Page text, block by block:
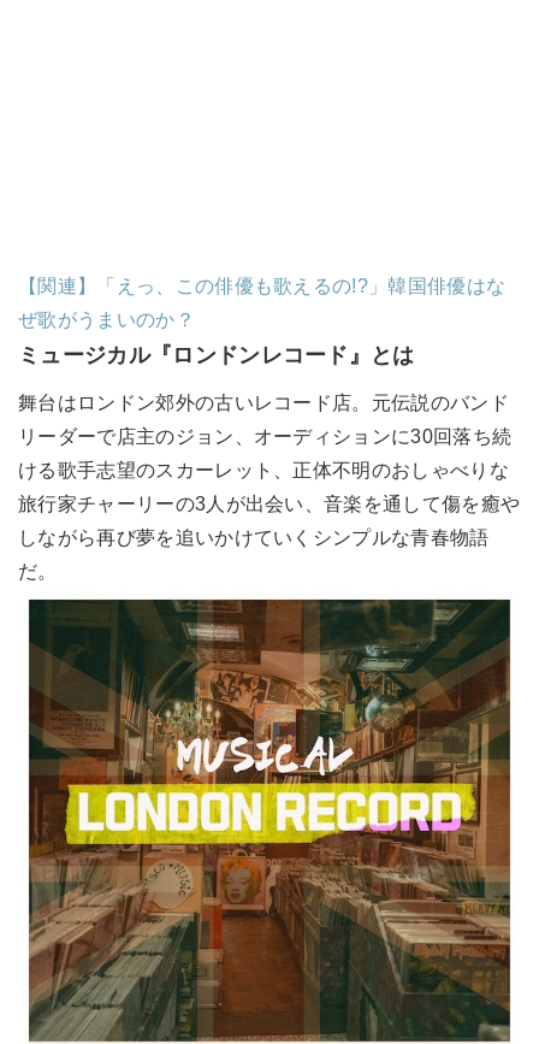
【関連】「えっ、この俳優も歌えるの!?」韓国俳優はな
ぜ歌がうまいのか？
ミュージカル『ロンドンレコード』とは
舞台はロンドン郊外の古いレコード店。元伝説のバンド
リーダーで店主のジョン、オーディションに30回落ち続
ける歌手志望のスカーレット、正体不明のおしゃべりな
旅行家チャーリーの3人が出会い、音楽を通して傷を癒や
しながら再び夢を追いかけていくシンプルな青春物語
だ。